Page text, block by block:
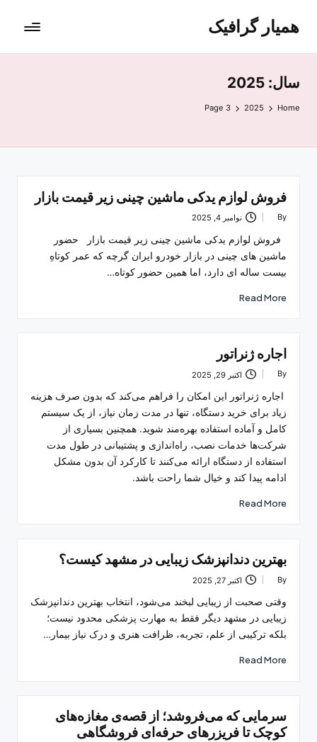
همیار گرافیک
سال: 2025
Home
2025
Page 3
فروش لوازم یدکی ماشین چینی زیر قیمت بازار
Posted
By نوامبر 4, 2025
فروش لوازم یدکی ماشین چینی زیر قیمت بازار حضور
ماشین ‌های چینی در بازار خودرو ایران گرچه که عمر کوتاهِ
بیست‌ ساله ‌ای دارد، اما همین حضور کوتاه‌…
Read More
اجاره ژنراتور
Posted
By اکتبر 29, 2025
اجاره ژنراتور این امکان را فراهم می‌کند که بدون صرف هزینه
زیاد برای خرید دستگاه، تنها در مدت زمان نیاز، از یک سیستم
کامل و آماده استفاده بهره‌مند شوید. همچنین بسیاری از
شرکت‌ها خدمات نصب، راه‌اندازی و پشتیبانی در طول مدت
استفاده از دستگاه ارائه می‌کنند تا کارکرد آن بدون مشکل
ادامه پیدا کند و خیال شما راحت باشد.
Read More
بهترین دندانپزشک زیبایی در مشهد کیست؟
Posted
By اکتبر 27, 2025
وقتی صحبت از زیبایی لبخند می‌شود، انتخاب بهترین دندانپزشک
زیبایی در مشهد دیگر فقط به مهارت پزشکی محدود نیست؛
بلکه ترکیبی از علم، تجربه، ظرافت هنری و درک نیاز بیمار…
Read More
سرمایی که می‌فروشد؛ از قصه‌ی مغازه‌های
کوچک تا فریزرهای حرفه‌ای فروشگاهی